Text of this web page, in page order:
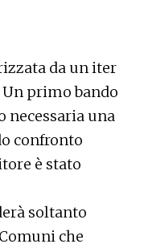
da un iter
primo bando
necessaria una
confronto
è stato
soltanto
che